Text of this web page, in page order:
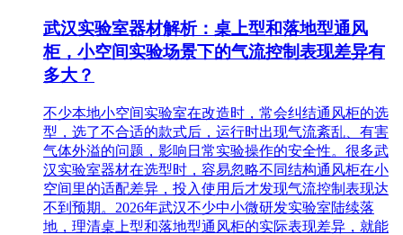
武汉实验室器材解析：桌上型和落地型通风
柜，小空间实验场景下的气流控制表现差异有
多大？
不少本地小空间实验室在改造时，常会纠结通风柜的选
型，选了不合适的款式后，运行时出现气流紊乱、有害
气体外溢的问题，影响日常实验操作的安全性。很多武
汉实验室器材在选型时，容易忽略不同结构通风柜在小
空间里的适配差异，投入使用后才发现气流控制表现达
不到预期。2026年武汉不少中小微研发实验室陆续落
地，理清桌上型和落地型通风柜的实际表现差异，就能